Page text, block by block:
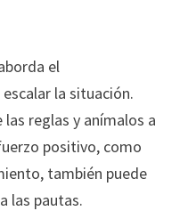
el
la situación.
reglas y anímalos a
positivo, como
también puede
las pautas.